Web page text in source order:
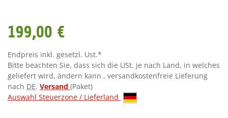
199,00 €
Endpreis inkl. gesetzl. Ust.*
Bitte beachten Sie, dass sich die USt. je nach Land, in welches
geliefert wird, ändern kann , versandkostenfreie Lieferung
nach DE. Versand (Paket)
Auswahl Steuerzone / Lieferland